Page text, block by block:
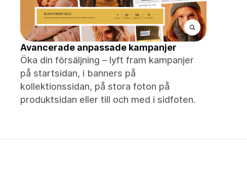
Avancerade anpassade kampanjer
Öka din försäljning – lyft fram kampanjer
på startsidan, i banners på
kollektionssidan, på stora foton på
produktsidan eller till och med i sidfoten.